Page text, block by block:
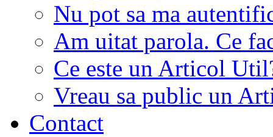
Nu pot sa ma
Am uitat parola. Ce
Ce este un Articol
Vreau sa public un
Contact